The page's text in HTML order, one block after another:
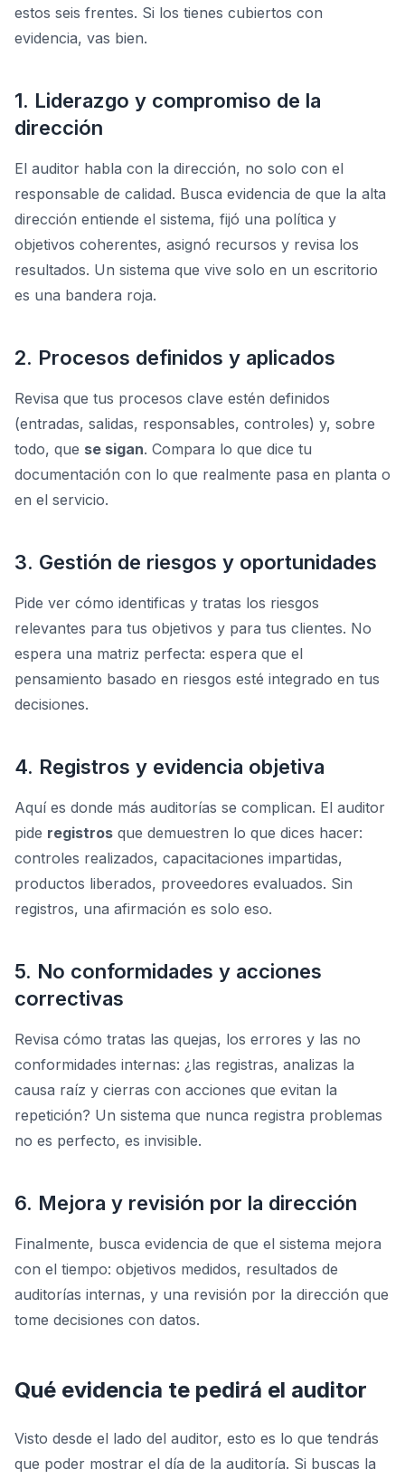
estos seis frentes. Si los tienes cubiertos con
evidencia, vas bien.
1. Liderazgo y compromiso de la
dirección
El auditor habla con la dirección, no solo con el
responsable de calidad. Busca evidencia de que la alta
dirección entiende el sistema, fijó una política y
objetivos coherentes, asignó recursos y revisa los
resultados. Un sistema que vive solo en un escritorio
es una bandera roja.
2. Procesos definidos y aplicados
Revisa que tus procesos clave estén definidos
(entradas, salidas, responsables, controles) y, sobre
todo, que se sigan. Compara lo que dice tu
documentación con lo que realmente pasa en planta o
en el servicio.
3. Gestión de riesgos y oportunidades
Pide ver cómo identificas y tratas los riesgos
relevantes para tus objetivos y para tus clientes. No
espera una matriz perfecta: espera que el
pensamiento basado en riesgos esté integrado en tus
decisiones.
4. Registros y evidencia objetiva
Aquí es donde más auditorías se complican. El auditor
pide registros que demuestren lo que dices hacer:
controles realizados, capacitaciones impartidas,
productos liberados, proveedores evaluados. Sin
registros, una afirmación es solo eso.
5. No conformidades y acciones
correctivas
Revisa cómo tratas las quejas, los errores y las no
conformidades internas: ¿las registras, analizas la
causa raíz y cierras con acciones que evitan la
repetición? Un sistema que nunca registra problemas
no es perfecto, es invisible.
6. Mejora y revisión por la dirección
Finalmente, busca evidencia de que el sistema mejora
con el tiempo: objetivos medidos, resultados de
auditorías internas, y una revisión por la dirección que
tome decisiones con datos.
Qué evidencia te pedirá el auditor
Visto desde el lado del auditor, esto es lo que tendrás
que poder mostrar el día de la auditoría. Si buscas la